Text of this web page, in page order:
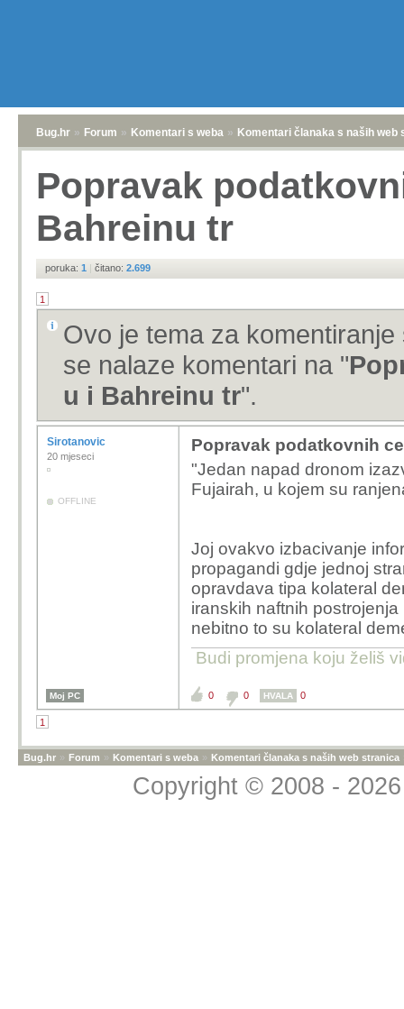
Bug.hr » Forum » Komentari s weba » Komentari članaka s naših web
Popravak
Bahreinu tr
poruka: 1 | čitano: 2.699
1
Ovo je tema za
se nalaze komentari na "
u i Bahreinu tr".
Sirotanovic
20 mjeseci
OFFLINE
Popravak podatkovnih
"Jedan napad dronom
Fujairah, u kojem su
Joj ovakvo izbacivanje
propagandi gdje jednoj
opravdava tipa kolateral
iranskih naftnih
nebitno to su kolateral
Budi promjena koju želiš
Moj PC 0 0 HVALA 0
1
Bug.hr » Forum » Komentari s weba » Komentari članaka s naših web stranica
Copyright © 2008 -